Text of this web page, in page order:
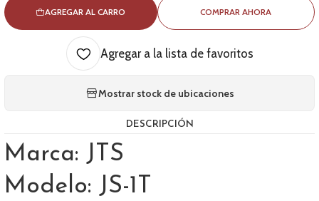
AGREGAR AL CARRO COMPRAR AHORA
Agregar a la lista de favoritos
Mostrar stock de ubicaciones
DESCRIPCIÓN
Marca: JTS
Modelo: JS-1T